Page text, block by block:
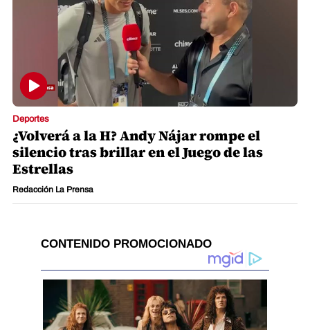
Deportes
¿Volverá a la H? Andy Nájar rompe el
silencio tras brillar en el Juego de las
Estrellas
Redacción La Prensa